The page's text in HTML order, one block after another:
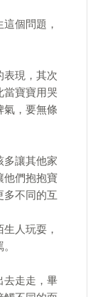
個問題，
表現，其次
當寶寶用哭
氣，要無條
多讓其他家
他們抱抱寶
多不同的互
人玩耍，
去走走，畢